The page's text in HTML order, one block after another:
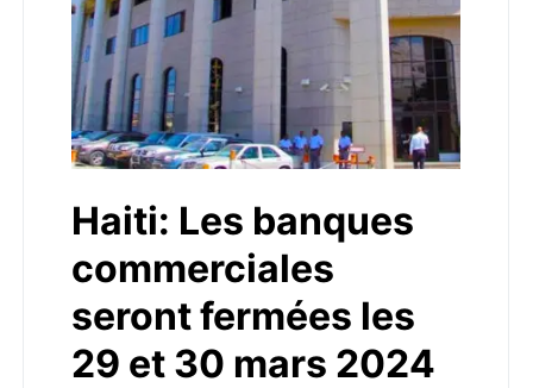
Haiti: Les banques
commerciales
seront fermées les
29 et 30 mars 2024